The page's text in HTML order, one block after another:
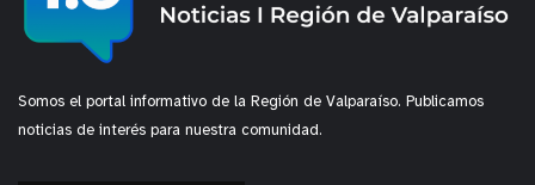
Somos el portal informativo de la Región de Valparaíso. Publicamos
noticias de interés para nuestra comunidad.